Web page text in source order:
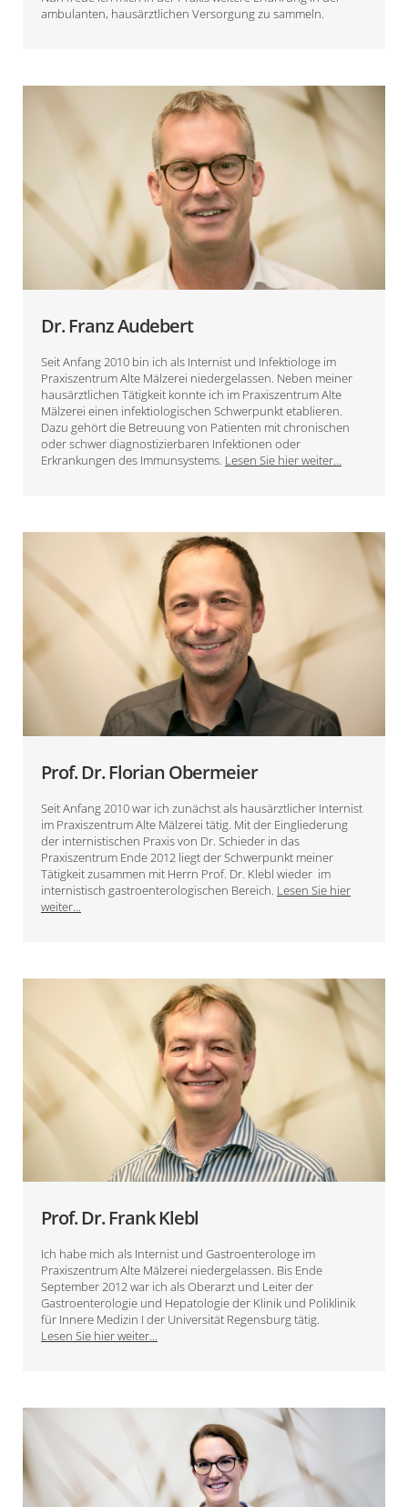
ambulanten, hausärztlichen Versorgung zu sammeln.
Dr. Franz Audebert
Seit Anfang 2010 bin ich als Internist und Infektiologe im
Praxiszentrum Alte Mälzerei niedergelassen. Neben meiner
hausärztlichen Tätigkeit konnte ich im Praxiszentrum Alte
Mälzerei einen infektiologischen Schwerpunkt etablieren.
Dazu gehört die Betreuung von Patienten mit chronischen
oder schwer diagnostizierbaren Infektionen oder
Erkrankungen des Immunsystems. Lesen Sie hier weiter...
Prof. Dr. Florian Obermeier
Seit Anfang 2010 war ich zunächst als hausärztlicher Internist
im Praxiszentrum Alte Mälzerei tätig. Mit der Eingliederung
der internistischen Praxis von Dr. Schieder in das
Praxiszentrum Ende 2012 liegt der Schwerpunkt meiner
Tätigkeit zusammen mit Herrn Prof. Dr. Klebl wieder im
internistisch gastroenterologischen Bereich. Lesen Sie hier
weiter...
Prof. Dr. Frank Klebl
Ich habe mich als Internist und Gastroenterologe im
Praxiszentrum Alte Mälzerei niedergelassen. Bis Ende
September 2012 war ich als Oberarzt und Leiter der
Gastroenterologie und Hepatologie der Klinik und Poliklinik
für Innere Medizin I der Universität Regensburg tätig.
Lesen Sie hier weiter...